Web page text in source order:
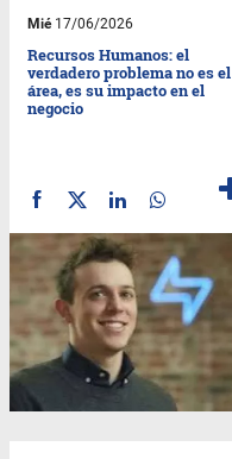
Mié17/06/2026
Recursos Humanos: el
verdadero problema no es el
área, es su impacto en el
negocio